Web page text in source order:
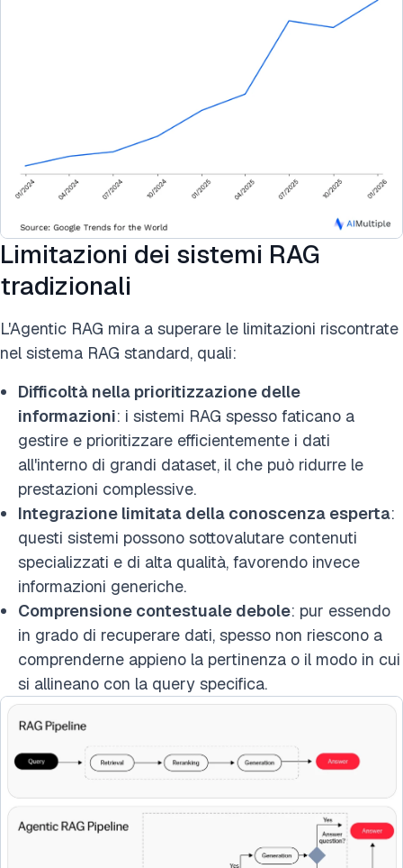
Limitazioni dei sistemi RAG
tradizionali
L'Agentic RAG mira a superare le limitazioni riscontrate
nel sistema RAG standard, quali:
Difficoltà nella prioritizzazione delle
informazioni: i sistemi RAG spesso faticano a
gestire e prioritizzare efficientemente i dati
all'interno di grandi dataset, il che può ridurre le
prestazioni complessive.
Integrazione limitata della conoscenza esperta:
questi sistemi possono sottovalutare contenuti
specializzati e di alta qualità, favorendo invece
informazioni generiche.
Comprensione contestuale debole: pur essendo
in grado di recuperare dati, spesso non riescono a
comprenderne appieno la pertinenza o il modo in cui
si allineano con la query specifica.